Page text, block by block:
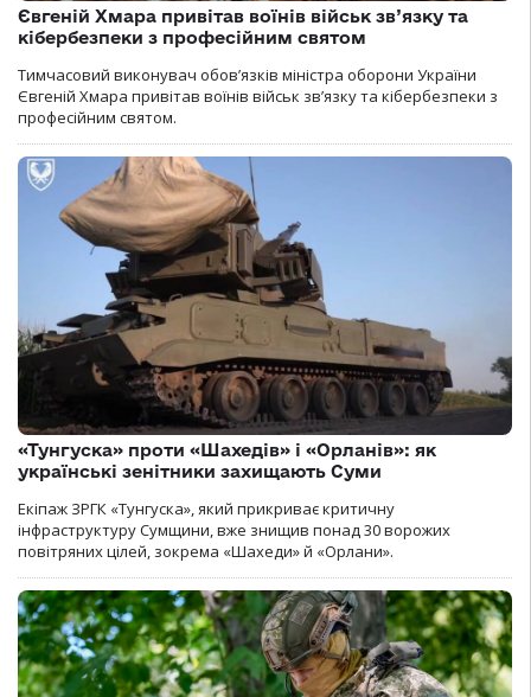
Євгеній Хмара привітав воїнів військ зв’язку та
кібербезпеки з професійним святом
Тимчасовий виконувач обов’язків міністра оборони України
Євгеній Хмара привітав воїнів військ зв’язку та кібербезпеки з
професійним святом.
«Тунгуска» проти «Шахедів» і «Орланів»: як
українські зенітники захищають Суми
Екіпаж ЗРГК «Тунгуска», який прикриває критичну
інфраструктуру Сумщини, вже знищив понад 30 ворожих
повітряних цілей, зокрема «Шахеди» й «Орлани».